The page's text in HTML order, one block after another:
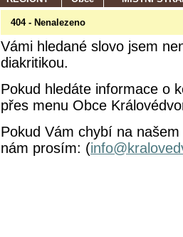
404 - Nenalezeno
Vámi hledané slovo jsem
diakritikou.
Pokud hledáte informace o
přes menu Obce
Pokud Vám chybí na
nám prosím: (